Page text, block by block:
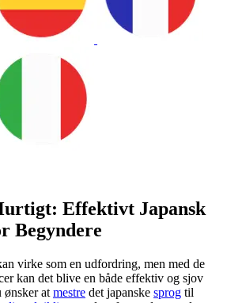
Effektivt Japansk
Begyndere
virke som en udfordring, men med de
kan det blive en både effektiv og sjov
ønsker at mestre det japanske sprog til